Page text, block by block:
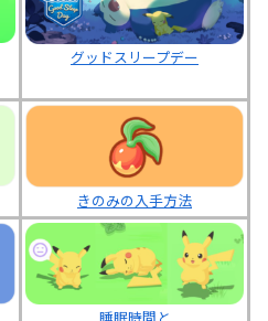
グッドスリープデー
きのみの入手方法